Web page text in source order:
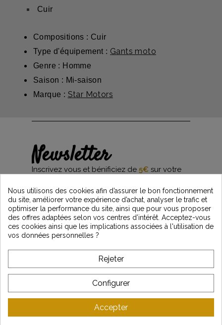
Cuir
Compositions : Cuir
Type d'équipement : Gants moto
Genre : Homme
Saison : Mi-saison
Marque : Star Motors
Newsletter
Inscrivez vous et bénificiez de 5€ sur votre
et restez informés des dernières nouveautés
Vintage Motors
*Dès 99€ d'achat. En vous abonnant à notre newsletter, vous reconnaissez avoir pris
l'acceptez.
A PROPOS DE VINTAGE
SERVICE CLIENT
Nous utilisons des cookies afin d’assurer le bon fonctionnement
du site, améliorer votre expérience d’achat, analyser le trafic et
optimiser la performance du site, ainsi que pour vous proposer
des offres adaptées selon vos centres d’intérêt. Acceptez-vous
ces cookies ainsi que les implications associées à l'utilisation de
vos données personnelles ?
Rejeter
Configurer
Accepter